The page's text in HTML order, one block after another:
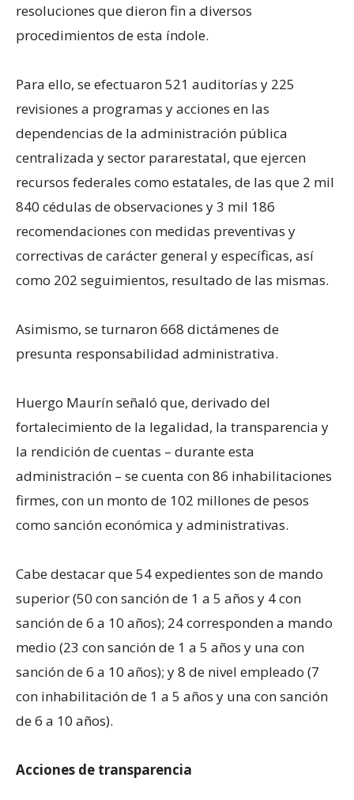
resoluciones que dieron fin a diversos
procedimientos de esta índole.
Para ello, se efectuaron 521 auditorías y 225
revisiones a programas y acciones en las
dependencias de la administración pública
centralizada y sector pararestatal, que ejercen
recursos federales como estatales, de las que 2 mil
840 cédulas de observaciones y 3 mil 186
recomendaciones con medidas preventivas y
correctivas de carácter general y específicas, así
como 202 seguimientos, resultado de las mismas.
Asimismo, se turnaron 668 dictámenes de
presunta responsabilidad administrativa.
Huergo Maurín señaló que, derivado del
fortalecimiento de la legalidad, la transparencia y
la rendición de cuentas – durante esta
administración – se cuenta con 86 inhabilitaciones
firmes, con un monto de 102 millones de pesos
como sanción económica y administrativas.
Cabe destacar que 54 expedientes son de mando
superior (50 con sanción de 1 a 5 años y 4 con
sanción de 6 a 10 años); 24 corresponden a mando
medio (23 con sanción de 1 a 5 años y una con
sanción de 6 a 10 años); y 8 de nivel empleado (7
con inhabilitación de 1 a 5 años y una con sanción
de 6 a 10 años).
Acciones de transparencia